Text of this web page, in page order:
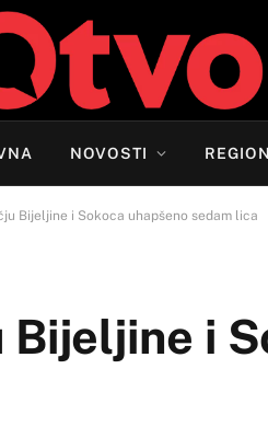
NOVOSTI REGION
Bijeljine i Sokoca uhapšeno sedam lica
i